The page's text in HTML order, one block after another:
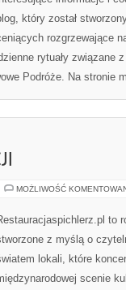
który został
rozgrzewające
rytuały związane
Podróże. Na stronie
MOŻLIWOŚĆ
to
z myślą o
lokali, które
scenie